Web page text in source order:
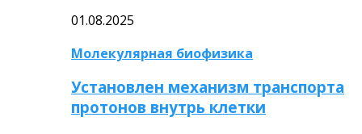
01.08.2025
Молекулярная биофизика
Установлен механизм транспорта
протонов внутрь клетки